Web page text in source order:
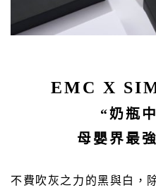
EMC X
“奶瓶
母嬰界最
不費吹灰之力的黑與白，